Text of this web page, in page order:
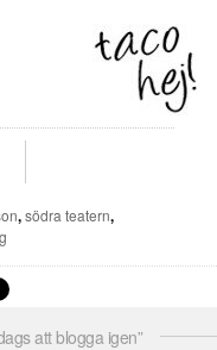
,södra teatern,
att blogga igen”